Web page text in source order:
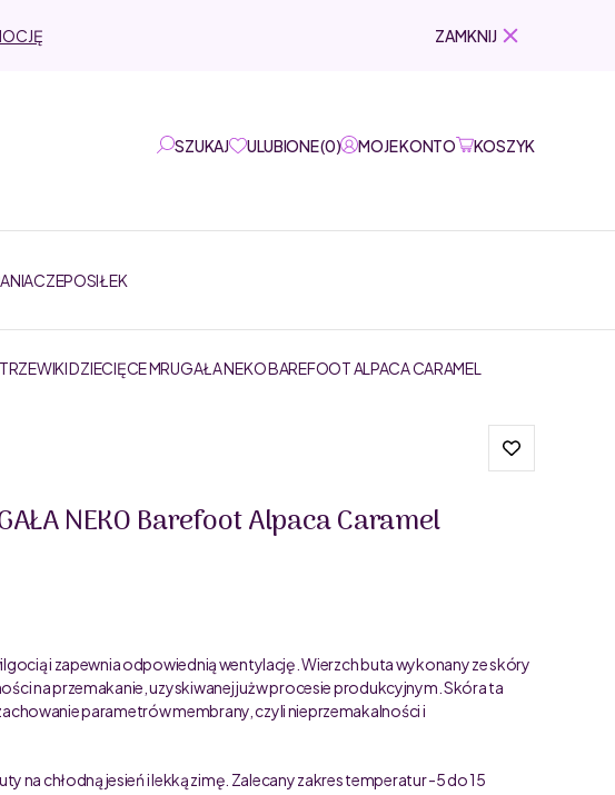
ZAMKNIJ
SZUKAJ ULUBIONE(0) MOJE KONTO KOSZYK
POSIŁEK
TRZEWIKI DZIECIĘCE MRUGAŁA NEKO BAREFOOT ALPACA CARAMEL
NEKO Barefoot Alpaca Caramel
i zapewnia odpowiednią wentylację. Wierzch buta wykonany ze skóry
na przemakanie, uzyskiwanej już w procesie produkcyjnym. Skóra ta
parametrów membrany, czyli nieprzemakalności i
na chłodną jesień i lekką zimę. Zalecany zakres temperatur -5 do 15